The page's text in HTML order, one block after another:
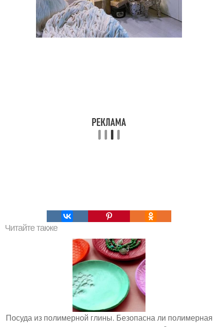
Читайте также
Посуда из полимерной глины. Безопасна ли полимерная